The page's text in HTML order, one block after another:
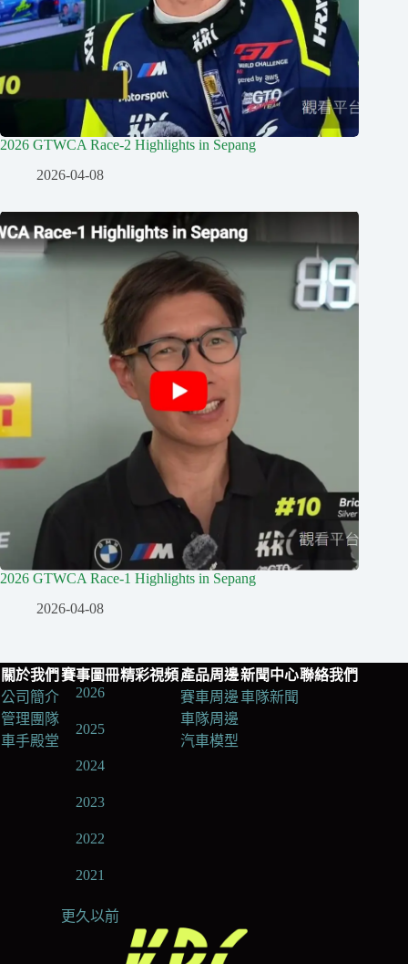
2026 GTWCA Race-2 Highlights in Sepang
2026-04-08
2026 GTWCA Race-1 Highlights in Sepang
2026-04-08
關於我們
公司簡介
管理團隊
車手殿堂
賽事圖冊
2026
2025
2024
2023
2022
2021
更久以前
精彩視頻產品周邊
賽車周邊
車隊周邊
汽車模型
新聞中心
車隊新聞
聯絡我們